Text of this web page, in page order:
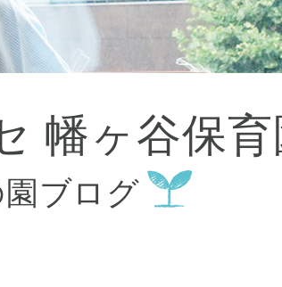
足立区 (1) 葛飾区(1)
狛江市(1) 北区(1)
町田市(1) 江戸川区 (1)
川崎市 (9) 横須賀市
セ 幡ヶ谷保
ブログ